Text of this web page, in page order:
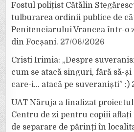
Fostul polițist Cătălin
tulburarea ordinii publice de
Penitenciarului Vrancea într-o
din Focșani. 27/06/2026
Cristi Irimia: „Despre
cum se atacă singuri, fără să-și
care-i… atacă pe suveraniști” :)
UAT Năruja a finalizat
Centru de zi pentru copiii
de separare de părinți în